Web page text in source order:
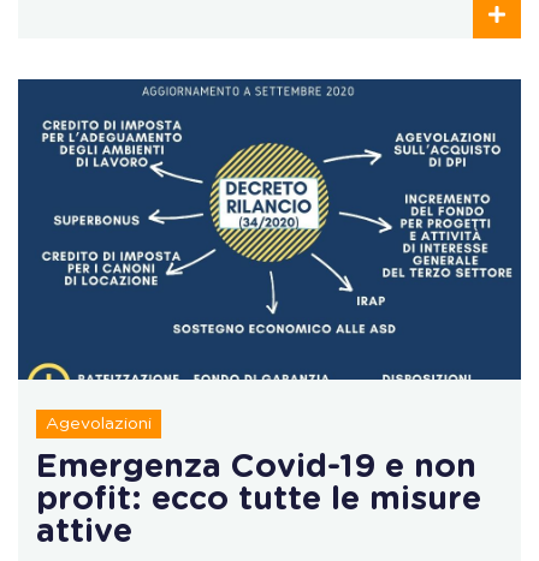
Agevolazioni
Emergenza Covid-19 e non
profit: ecco tutte le misure
attive